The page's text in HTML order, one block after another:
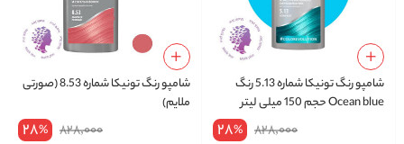
شامپو رنگ تونیکا شماره 5.13 رنگ
Ocean blue حجم 150 میلی لیتر
828,000
28%
شامپو رنگ تونیکا شماره 8.53 (صورتی
ملایم)
828,000
28%